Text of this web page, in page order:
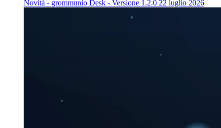
Novità - grommunio Desk - Versione 1.2.0 22 luglio 2026